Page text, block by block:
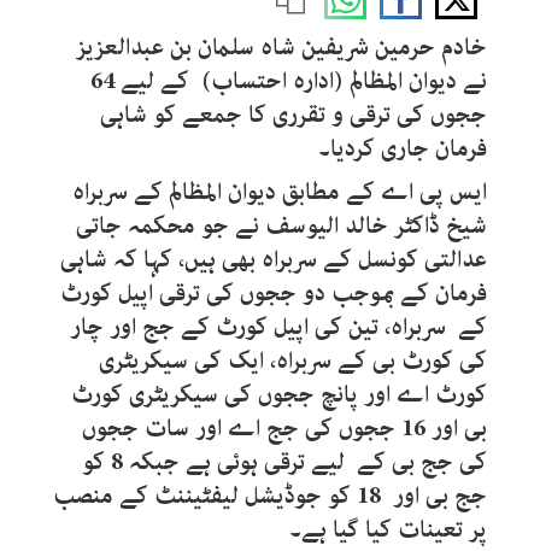
خادم حرمین شریفین شاہ سلمان بن عبدالعزیز
نے دیوان المظالم (ادارہ احتساب) کے لیے 64
ججوں کی ترقی و تقرری کا جمعے کو شاہی
فرمان جاری کردیا۔
ایس پی اے کے مطابق دیوان المظالم کے سربراہ
شیخ ڈاکٹر خالد الیوسف نے جو محکمہ جاتی
عدالتی کونسل کے سربراہ بھی ہیں، کہا کہ شاہی
فرمان کے بموجب دو ججوں کی ترقی اپیل کورٹ
کے سربراہ، تین کی اپیل کورٹ کے جج اور چار
کی کورٹ بی کے سربراہ، ایک کی سیکریٹری
کورٹ اے اور پانچ ججوں کی سیکریٹری کورٹ
بی اور 16 ججوں کی جج اے اور سات ججوں
کی جج بی کے لیے ترقی ہوئی ہے جبکہ 8 کو
جج بی اور 18 کو جوڈیشل لیفٹیننٹ کے منصب
پر تعینات کیا گیا ہے۔